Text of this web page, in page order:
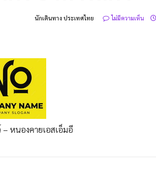
นักเดินทาง ประเทศไทย ไม่มีความเห็น
– หนองคายเอสเอ็มอี